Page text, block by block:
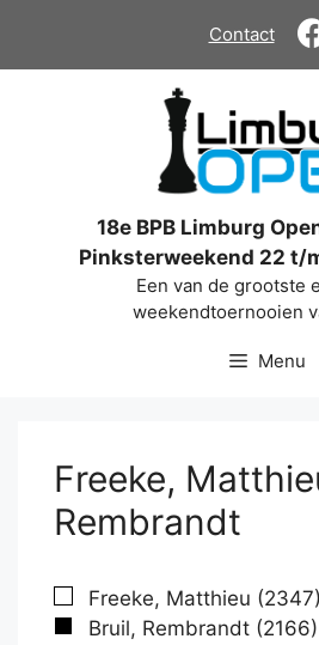
de
Contact
18e BPB Limburg
Pinksterweekend 22 t/
Een van de grootste
weekendtoernooien
Menu
Freeke,
Rembrandt
Freeke, Matthieu (2347)
Bruil, Rembrandt (2166)